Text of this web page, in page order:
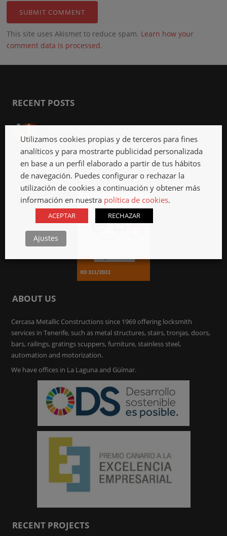
This site uses Akismet to reduce spam. Learn how your
comment data is processed.
RECENT POSTS
Apr 12th, 2018
Locksmith in La Jaca, 24 hours
Mar 12th, 2018
ABOUT US
Cercasa Metallic Constructions since 1969 offering locksmith
services in Tenerife, such as metal structures, stairs, tronjas, doors,
bars, railings, gratings scuppers, furniture, stainless steel,
automation and motorization.
We have offices in La Laguna and Güímar.
RECENT PROJECTS
Utilizamos cookies propias y de terceros para fines
analíticos y para mostrarte publicidad personalizada
en base a un perfil elaborado a partir de tus hábitos
de navegación. Puedes configurar o rechazar la
utilización de cookies a continuación y obtener más
información en nuestra política de cookies.
ACEPTAR RECHAZAR
Ajustes